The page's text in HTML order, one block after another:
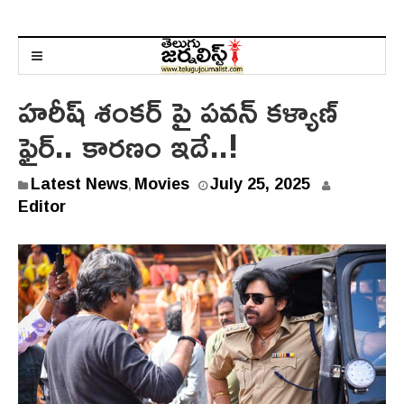
హరీష్ శంకర్ పై పవన్ కళ్యాణ్
ఫైర్.. కారణం ఇదే..!
Latest News, Movies July 25, 2025J
y
2
,
2
0
2
Editor